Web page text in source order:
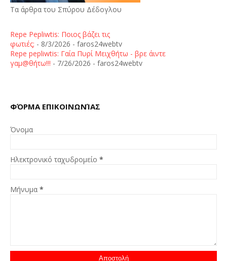
Τα άρθρα του Σπύρου Δέδογλου
Repe Pepliwtis: Ποιος βάζει τις
φωτιές; - 8/3/2026 - faros24webtv
Repe pepliwtis: Γαία Πυρί Μειχθήτω - βρε άιντε
γαμ@θήτω!!! - 7/26/2026 - faros24webtv
ΦΌΡΜΑ ΕΠΙΚΟΙΝΩΝΊΑΣ
Όνομα
Ηλεκτρονικό ταχυδρομείο *
Μήνυμα *